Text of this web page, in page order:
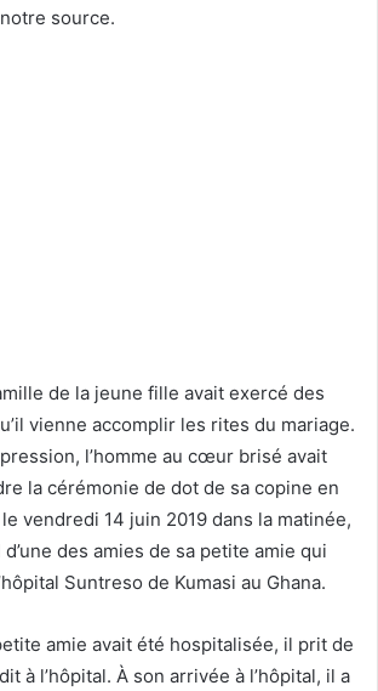
source.
de la jeune fille avait exercé des
vienne accomplir les rites du mariage.
l’homme au cœur brisé avait
la cérémonie de dot de sa copine en
vendredi 14 juin 2019 dans la matinée,
des amies de sa petite amie qui
Suntreso de Kumasi au Ghana.
amie avait été hospitalisée, il prit de
à l’hôpital. À son arrivée à l’hôpital, il a